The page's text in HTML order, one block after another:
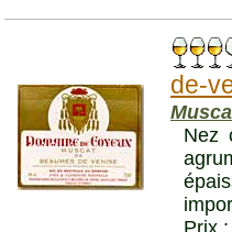
de-
Nez